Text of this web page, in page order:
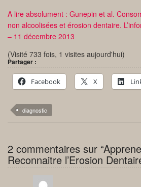
A lire absolument : Gunepin et al.
non alcoolisées et érosion dentaire.
– 11 décembre 2013
(Visité 733 fois, 1 visites aujourd'hui)
Partager :
Facebook X
diagnostic
2 commentaires sur
Reconnaitre l’Erosion